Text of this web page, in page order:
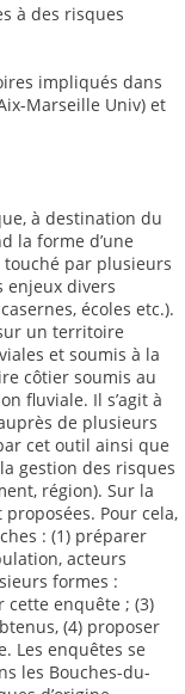
à des risques
impliqués dans
Aix-Marseille Univ) et
à destination du
la forme d’une
par plusieurs
enjeux divers
écoles etc.).
un territoire
et soumis à la
côtier soumis au
fluviale. Il s’agit à
de plusieurs
cet outil ainsi que
gestion des risques
région). Sur la
Pour cela,
: (1) préparer
acteurs
formes :
cette enquête ; (3)
(4) proposer
Les enquêtes se
les Bouches-du-